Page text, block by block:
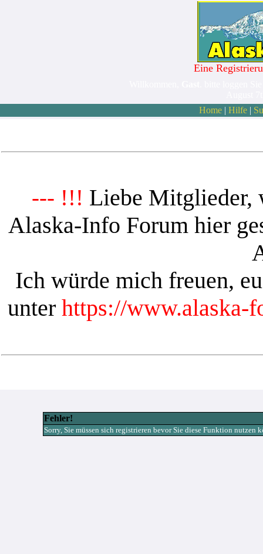
Eine
Home| Hilfe|
--- !!! Liebe Mitglieder,
Alaska-Info Forum hier
Ich würde mich freuen,
unter https://www.alaska-
Fehler!
Sorry, Sie müssen sich registrieren bevor Sie diese Funktion nutzen